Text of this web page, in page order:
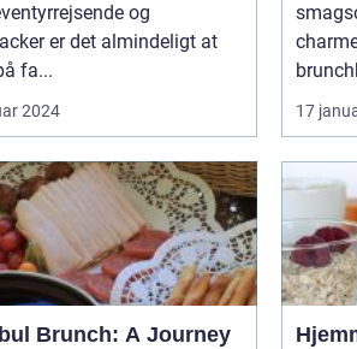
og
er det almindeligt at
fa...
2024 17
Brunch: A Journey